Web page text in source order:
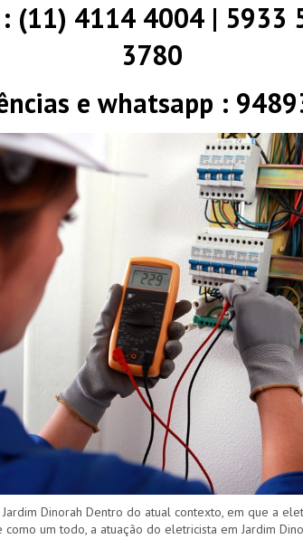
(11) 4114 4004 | 5933
3780
e whatsapp :
Dinorah Dentro do atual contexto, em que a
um todo, a atuação do eletricista em Jardim